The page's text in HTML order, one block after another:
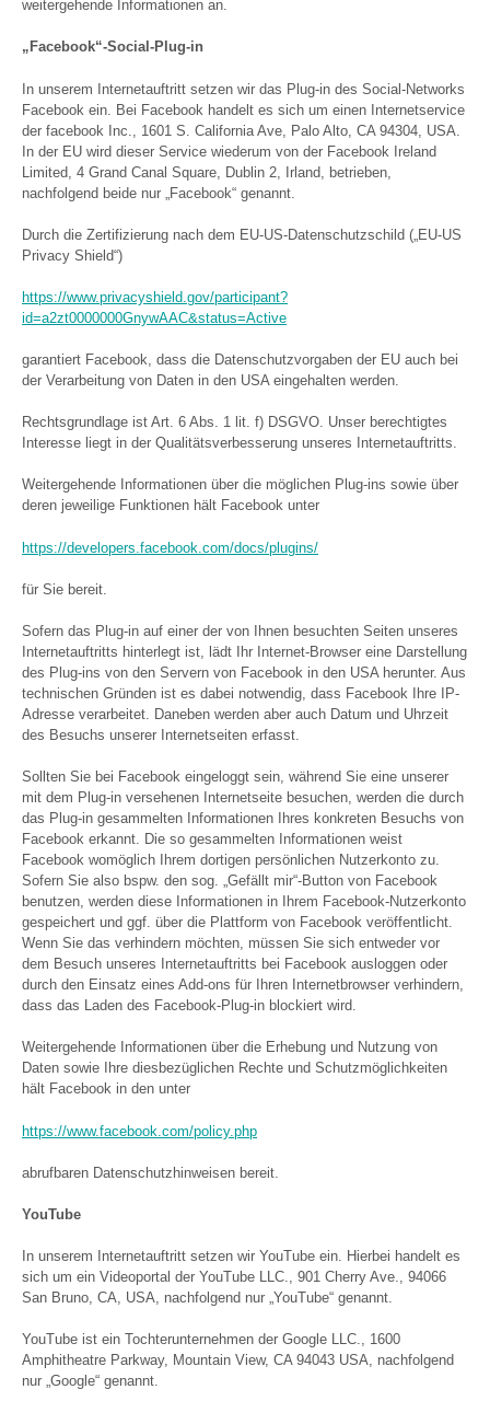
weitergehende Informationen an.
„Facebook“-Social-Plug-in
In unserem Internetauftritt setzen wir das Plug-in des Social-Networks
Facebook ein. Bei Facebook handelt es sich um einen Internetservice
der facebook Inc., 1601 S. California Ave, Palo Alto, CA 94304, USA.
In der EU wird dieser Service wiederum von der Facebook Ireland
Limited, 4 Grand Canal Square, Dublin 2, Irland, betrieben,
nachfolgend beide nur „Facebook“ genannt.
Durch die Zertifizierung nach dem EU-US-Datenschutzschild („EU-US
Privacy Shield“)
https://www.privacyshield.gov/participant?
id=a2zt0000000GnywAAC&status=Active
garantiert Facebook, dass die Datenschutzvorgaben der EU auch bei
der Verarbeitung von Daten in den USA eingehalten werden.
Rechtsgrundlage ist Art. 6 Abs. 1 lit. f) DSGVO. Unser berechtigtes
Interesse liegt in der Qualitätsverbesserung unseres Internetauftritts.
Weitergehende Informationen über die möglichen Plug-ins sowie über
deren jeweilige Funktionen hält Facebook unter
https://developers.facebook.com/docs/plugins/
für Sie bereit.
Sofern das Plug-in auf einer der von Ihnen besuchten Seiten unseres
Internetauftritts hinterlegt ist, lädt Ihr Internet-Browser eine Darstellung
des Plug-ins von den Servern von Facebook in den USA herunter. Aus
technischen Gründen ist es dabei notwendig, dass Facebook Ihre IP-
Adresse verarbeitet. Daneben werden aber auch Datum und Uhrzeit
des Besuchs unserer Internetseiten erfasst.
Sollten Sie bei Facebook eingeloggt sein, während Sie eine unserer
mit dem Plug-in versehenen Internetseite besuchen, werden die durch
das Plug-in gesammelten Informationen Ihres konkreten Besuchs von
Facebook erkannt. Die so gesammelten Informationen weist
Facebook womöglich Ihrem dortigen persönlichen Nutzerkonto zu.
Sofern Sie also bspw. den sog. „Gefällt mir“-Button von Facebook
benutzen, werden diese Informationen in Ihrem Facebook-Nutzerkonto
gespeichert und ggf. über die Plattform von Facebook veröffentlicht.
Wenn Sie das verhindern möchten, müssen Sie sich entweder vor
dem Besuch unseres Internetauftritts bei Facebook ausloggen oder
durch den Einsatz eines Add-ons für Ihren Internetbrowser verhindern,
dass das Laden des Facebook-Plug-in blockiert wird.
Weitergehende Informationen über die Erhebung und Nutzung von
Daten sowie Ihre diesbezüglichen Rechte und Schutzmöglichkeiten
hält Facebook in den unter
https://www.facebook.com/policy.php
abrufbaren Datenschutzhinweisen bereit.
YouTube
In unserem Internetauftritt setzen wir YouTube ein. Hierbei handelt es
sich um ein Videoportal der YouTube LLC., 901 Cherry Ave., 94066
San Bruno, CA, USA, nachfolgend nur „YouTube“ genannt.
YouTube ist ein Tochterunternehmen der Google LLC., 1600
Amphitheatre Parkway, Mountain View, CA 94043 USA, nachfolgend
nur „Google“ genannt.